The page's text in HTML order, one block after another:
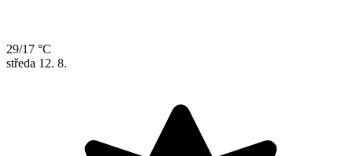
29/17 °C
středa 12. 8.